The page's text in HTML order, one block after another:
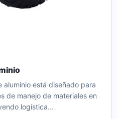
aluminio está diseñado para
de manejo de materiales en
logística...